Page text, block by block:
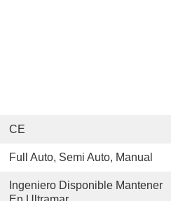
CE
Full Auto, Semi Auto, Manual
Ingeniero Disponible Mantener